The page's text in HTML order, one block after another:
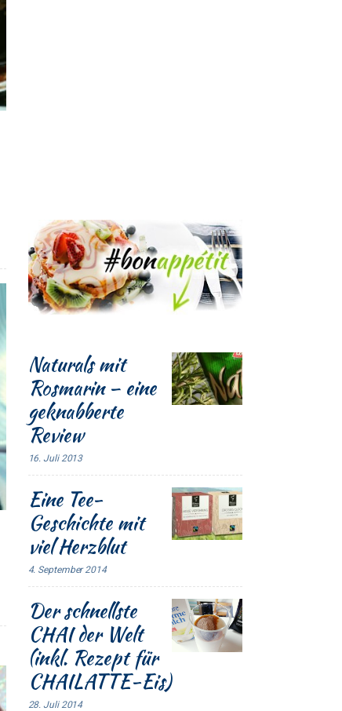
Naturals mit
Rosmarin – eine
geknabberte
Review
16. Juli 2013
Eine Tee-
Geschichte mit
viel Herzblut
4. September 2014
Der schnellste
CHAI der Welt
(inkl. Rezept für
CHAILATTE-Eis)
28. Juli 2014